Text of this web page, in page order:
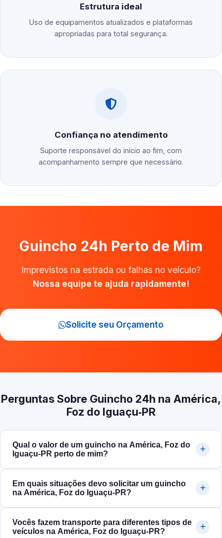
Estrutura ideal
Uso de equipamentos atualizados e plataformas
apropriadas para total segurança.
Confiança no atendimento
Suporte responsável do início ao fim, com
acompanhamento sempre que necessário.
Guincho 24h Perto de Mim
Imprevistos na estrada ou falhas no veículo?
Nossa equipe te ajuda rapidamente!
Solicite seu Orçamento
Perguntas Sobre Guincho 24h na América,
Foz do Iguaçu‑PR
Qual o valor de um guincho na América, Foz do
Iguaçu‑PR perto de mim?
Em quais situações devo solicitar um guincho
na América, Foz do Iguaçu‑PR?
Vocês fazem transporte para diferentes tipos de
veículos na América, Foz do Iguaçu‑PR?